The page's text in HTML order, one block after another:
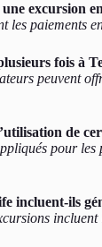
excursion
les paiements
fois à
peuvent
de
pour
incluent-ils